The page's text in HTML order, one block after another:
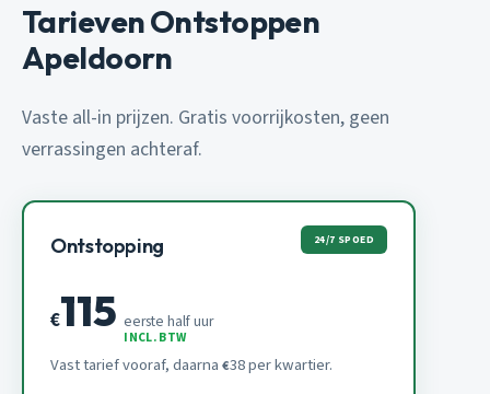
Tarieven Ontstoppen
Apeldoorn
Vaste all-in prijzen. Gratis voorrijkosten, geen
verrassingen achteraf.
Ontstopping 24/7 SPOED
€115 eerste half uur
INCL. BTW
Vast tarief vooraf, daarna €38 per kwartier.